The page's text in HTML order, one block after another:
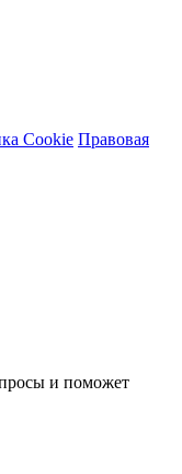
Cookie Правовая
и поможет